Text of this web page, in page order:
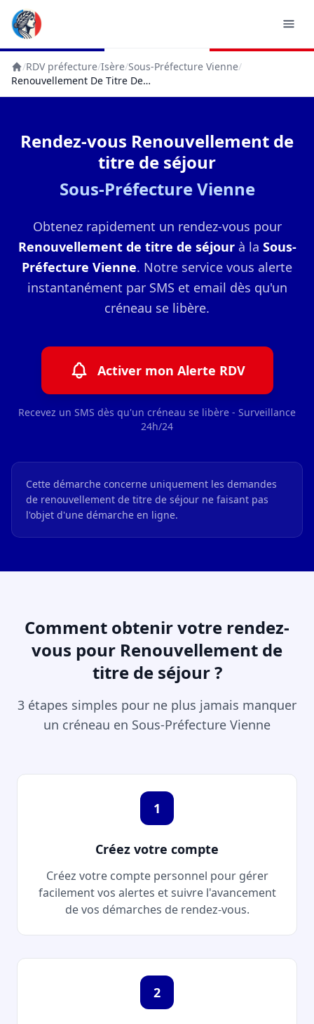
Accueil
/RDV préfecture/Isère/Sous-Préfecture Vienne/
Renouvellement De Titre De Séjour
Rendez-vous Renouvellement de
titre de séjour
Sous-Préfecture Vienne
Obtenez rapidement un rendez-vous pour
Renouvellement de titre de séjourà la Sous-
Préfecture Vienne. Notre service vous alerte
instantanément par SMS et email dès qu'un
créneau se libère.
Activer mon Alerte RDV
Recevez un SMS dès qu'un créneau se libère - Surveillance
24h/24
Cette démarche concerne uniquement les demandes
de renouvellement de titre de séjour ne faisant pas
l'objet d'une démarche en ligne.
Comment obtenir votre rendez-
vous pour Renouvellement de
titre de séjour ?
3 étapes simples pour ne plus jamais manquer
un créneau en Sous-Préfecture Vienne
1
Créez votre compte
Créez votre compte personnel pour gérer
facilement vos alertes et suivre l'avancement
de vos démarches de rendez-vous.
2